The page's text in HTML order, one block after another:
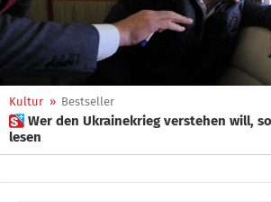
Kultur » Bestseller
 Wer den Ukrainekrieg verstehen will, sollte diesen Roman
lesen